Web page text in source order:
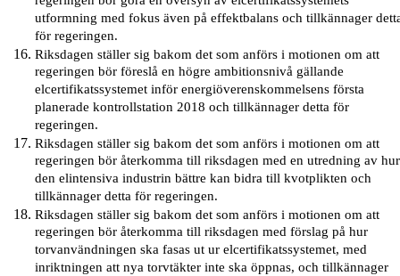
utformning med fokus även på effektbalans och tillkännager
för regeringen.
Riksdagen ställer sig bakom det som anförs i motionen om att
regeringen bör föreslå en högre ambitionsnivå gällande
elcertifikatssystemet inför energiöverenskommelsens första
planerade kontrollstation 2018 och tillkännager detta för
regeringen.
Riksdagen ställer sig bakom det som anförs i motionen om att
regeringen bör återkomma till riksdagen med en utredning av hur
den elintensiva industrin bättre kan bidra till kvotplikten och
tillkännager detta för regeringen.
Riksdagen ställer sig bakom det som anförs i motionen om att
regeringen bör återkomma till riksdagen med förslag på hur
torvanvändningen ska fasas ut ur elcertifikatssystemet, med
inriktningen att nya torvtäkter inte ska öppnas, och tillkännager